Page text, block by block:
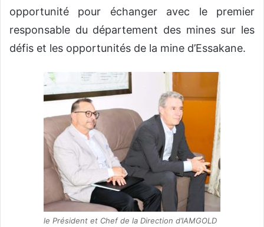
opportunité pour échanger avec le premier
responsable du département des mines sur les
défis et les opportunités de la mine d’Essakane.
le Président et Chef de la Direction d’IAMGOLD